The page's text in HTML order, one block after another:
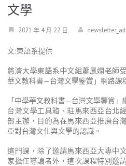
文學
2021 年 4 月 22 日
文:東語系提供
慈濟大學東語系中文組蕭鳳嫻老師
華文教科書—台灣文學鑒賞」網路課
「中學華文教科書—台灣文學鑒賞」
台灣文學工具箱、駐馬來西亞台北
部主辦，目的為在馬來西亞推廣台
亞對台灣文化與文學的認識。
這門課，除了邀請馬來西亞大專中
家擔任導讀者外，這次課程特別邀